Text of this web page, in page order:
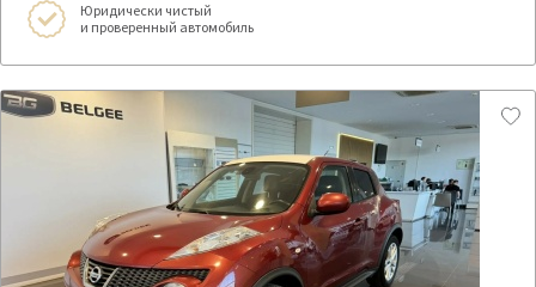
Юридически чистый
и проверенный автомобиль